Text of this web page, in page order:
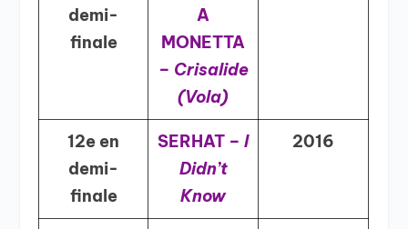
demi-
finale
A
MONETTA
– Crisalide
(Vola)
12e en
demi-
finale
SERHAT –I
Didn’t
Know
2016